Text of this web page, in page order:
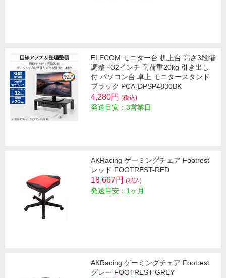
ELECOM モニター台 机上台 高さ3段階
調整 ~32インチ 耐荷重20kg 引き出し
付 パソコン台 卓上 モニタースタンド
ブラック PCA-DPSP4830BK
4,280円 (税込)
発送目安：3営業日
AKRacing ゲーミングチェア Footrest
レッド FOOTREST-RED
18,667円 (税込)
発送目安：1ヶ月
AKRacing ゲーミングチェア Footrest
グレー FOOTREST-GREY